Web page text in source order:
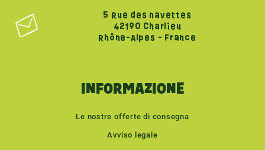
5 Rue des navettes
42190 Charlieu
Rhône-Alpes - France
INFORMAZIONE
Le nostre offerte di consegna
Avviso legale